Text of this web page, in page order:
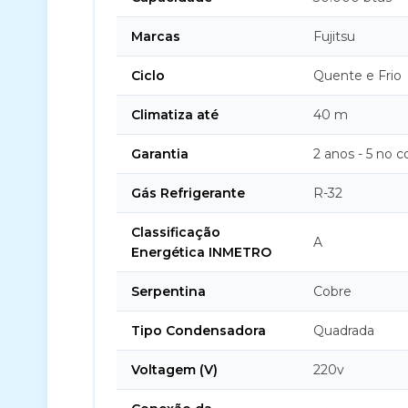
Marcas Fujitsu
Ciclo Quente e Frio
Climatiza até 40 m
Garantia 2 anos - 5 no
Gás Refrigerante R-32
Classificação
Energética INMETRO
A
Serpentina Cobre
Tipo Condensadora Quadrada
Voltagem (V) 220v